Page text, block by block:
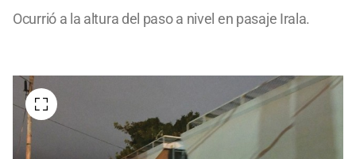
Ocurrió a la altura del paso a nivel en pasaje Irala.